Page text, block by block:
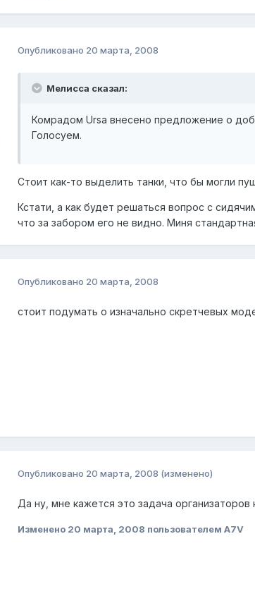
Опубликовано 20 марта, 2008
Мелисса сказал:
Комрадом Ursa внесено предложение о
Голосуем.
Стоит как-то выделить танки, что бы могли
Кстати, а как будет решаться вопрос с
что за забором его не видно. Миня
Опубликовано 20 марта, 2008
стоит подумать о изначально скретчевых
Опубликовано 20 марта, 2008 (изменено)
Да ну, мне кажется это задача
Изменено 20 марта, 2008 пользователем A7V